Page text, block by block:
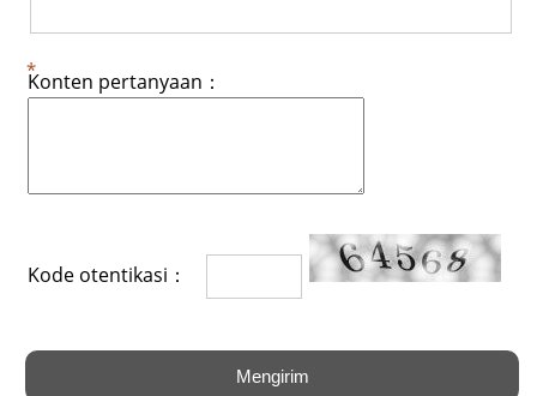
Konten pertanyaan：
Kode otentikasi：